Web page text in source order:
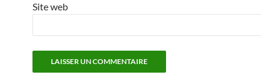
Site web